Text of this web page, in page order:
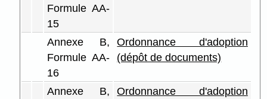
Formule AA-
15
Annexe B,
Formule AA-
16
Ordonnance d'adoption
(dépôt de documents)
Annexe B,
Ordonnance d'adoption